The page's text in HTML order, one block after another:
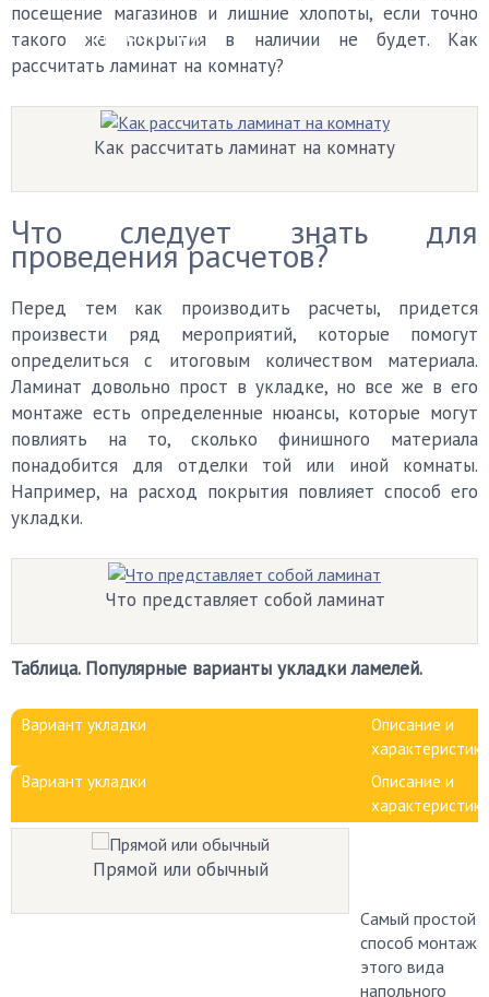
Черновой пол
Каталог мастеров
посещение магазинов и лишние хлопоты, если точно
такого же покрытия в наличии не будет. Как
рассчитать ламинат на комнату?
Как рассчитать ламинат на комнату
Что следует знать для
проведения расчетов?
Перед тем как производить расчеты, придется
произвести ряд мероприятий, которые помогут
определиться с итоговым количеством материала.
Ламинат довольно прост в укладке, но все же в его
монтаже есть определенные нюансы, которые могут
повлиять на то, сколько финишного материала
понадобится для отделки той или иной комнаты.
Например, на расход покрытия повлияет способ его
укладки.
Что представляет собой ламинат
Таблица. Популярные варианты укладки ламелей.
Вариант укладки
Описание и
характеристика
Вариант укладки
Описание и
характеристика
Прямой или обычный
Самый простой
способ монтажа
этого вида
напольного